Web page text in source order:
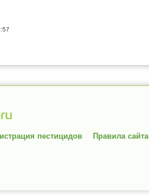
пестицидов Правила сайта